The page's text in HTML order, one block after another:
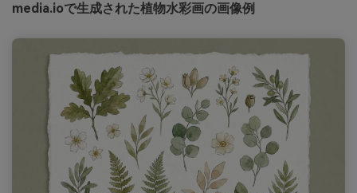
media.ioで生成された植物水彩画の画像例